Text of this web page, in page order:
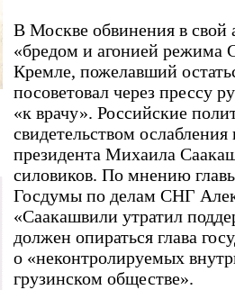
В Москве обвинения в свой
«бредом и агонией режима
Кремле, пожелавший
посоветовал через прессу
«к врачу». Российские
свидетельством
президента Михаила
силовиков. По мнению
Госдумы по делам СНГ
«Саакашвили утратил
должен опираться глава
о «неконтролируемых
грузинском обществе».